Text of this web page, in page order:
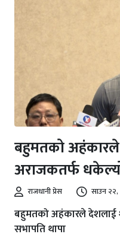
बहुमतको
अराजकतर्फ
राजधानी प्रेस साउन
बहुमतको अहंकारले
सभापति थापा